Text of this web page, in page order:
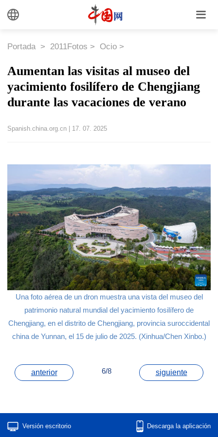
Portada > 2011Fotos > Ocio >
Aumentan las visitas al museo del
yacimiento fosilífero de Chengjiang
durante las vacaciones de verano
Spanish.china.org.cn 17. 07. 2025
Una foto aérea de un dron muestra una vista del museo del
patrimonio natural mundial del yacimiento fosilífero de
Chengjiang, en el distrito de Chengjiang, provincia suroccidental
china de Yunnan, el 15 de julio de 2025. (Xinhua/Chen Xinbo.)
anterior 6/8 siguiente
Versión escritorio Descarga la aplicación